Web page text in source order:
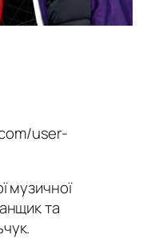
user-
музичної
та